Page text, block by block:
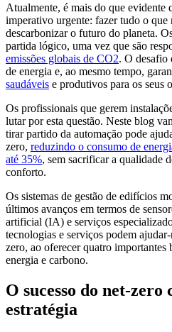
Atualmente, é mais do que evidente
imperativo urgente: fazer tudo o que
descarbonizar o futuro do planeta.
partida lógico, uma vez que são
emissões globais de CO2. O desafio
de energia e, ao mesmo tempo,
saudáveis e produtivos para os seus
Os profissionais que gerem
lutar por esta questão. Neste blog
tirar partido da automação pode
zero, reduzindo o consumo de
até 35%, sem sacrificar a qualidade
conforto.
Os sistemas de gestão de edifícios
últimos avanços em termos de
artificial (IA) e serviços
tecnologias e serviços podem
zero, ao oferecer quatro importantes
energia e carbono.
O sucesso do net-zero
estratégia